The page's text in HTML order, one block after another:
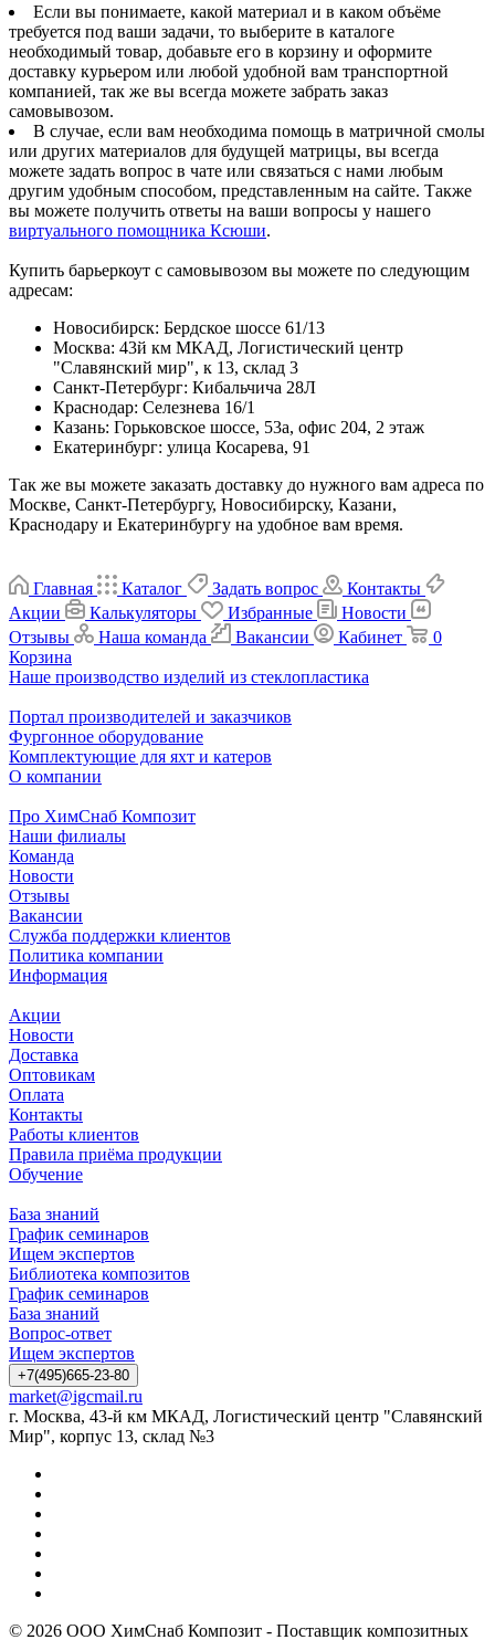
Если вы понимаете, какой материал и в каком объёме
требуется под ваши задачи, то выберите в каталоге
необходимый товар, добавьте его в корзину и оформите
доставку курьером или любой удобной вам транспортной
компанией, так же вы всегда можете забрать заказ
самовывозом.
В случае, если вам необходима помощь в матричной смолы
или других материалов для будущей матрицы, вы всегда
можете задать вопрос в чате или связаться с нами любым
другим удобным способом, представленным на сайте. Также
вы можете получить ответы на ваши вопросы у нашего
виртуального помощника Ксюши.
Купить барьеркоут с самовывозом вы можете по следующим
адресам:
Новосибирск: Бердское шоссе 61/13
Москва: 43й км МКАД, Логистический центр
"Славянский мир", к 13, склад 3
Санкт-Петербург: Кибальчича 28Л
Краснодар: Селезнева 16/1
Казань: Горьковское шоссе, 53а, офис 204, 2 этаж
Екатеринбург: улица Косарева, 91
Так же вы можете заказать доставку до нужного вам адреса по
Москве, Санкт-Петербургу, Новосибирску, Казани,
Краснодару и Екатеринбургу на удобное вам время.
Главная Каталог Задать вопрос
Контакты
Акции
Калькуляторы Избранные
Новости
Отзывы
Наша команда Вакансии Кабинет
0
Корзина
Наше производство изделий из стеклопластика
Портал производителей и заказчиков
Фургонное оборудование
Комплектующие для яхт и катеров
О компании
Про ХимСнаб Композит
Наши филиалы
Команда
Новости
Отзывы
Вакансии
Служба поддержки клиентов
Политика компании
Информация
Акции
Новости
Доставка
Оптовикам
Оплата
Контакты
Работы клиентов
Правила приёма продукции
Обучение
База знаний
График семинаров
Ищем экспертов
Библиотека композитов
График семинаров
База знаний
Вопрос-ответ
Ищем экспертов
+7(495)665-23-80
market@igcmail.ru
г. Москва, 43-й км МКАД, Логистический центр "Славянский
Мир", корпус 13, склад №3
© 2026 ООО ХимСнаб Композит - Поставщик композитных